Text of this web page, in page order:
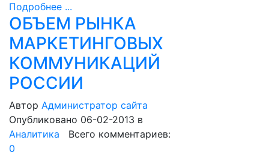
Подробнее ...
ОБЪЕМ РЫНКА
МАРКЕТИНГОВЫХ
КОММУНИКАЦИЙ
РОССИИ
Автор Администратор сайта
Опубликовано 06-02-2013 в
Аналитика Всего комментариев:
0